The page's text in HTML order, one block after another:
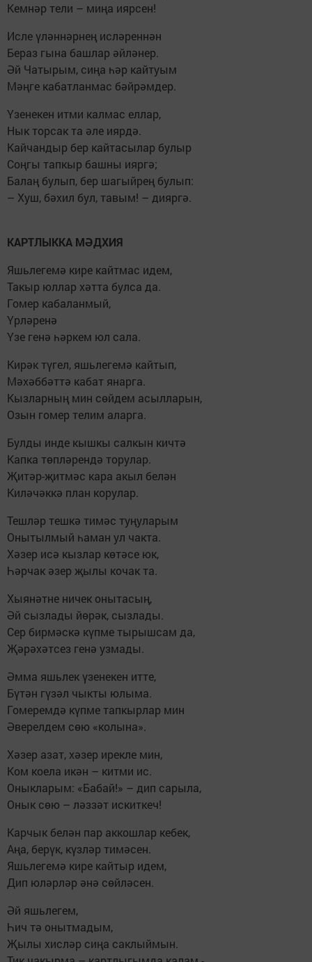
Кемнәр тели – миңа иярсен!
Исле үләннәрнең исләреннән
Бераз гына башлар әйләнер.
Әй Чатырым, сиңа һәр кайтуым
Мәңге кабатланмас бәйрәмдер.
Үзенекен итми калмас еллар,
Нык торсак та әле иярдә.
Кайчандыр бер кайтасылар булыр
Соңгы тапкыр башны ияргә;
Балаң булып, бер шагыйрең булып:
– Хуш, бәхил бул, тавым! – дияргә.
КАРТЛЫККА МӘДХИЯ
Яшьлегемә кире кайтмас идем,
Такыр юллар хәтта булса да.
Гомер кабаланмый,
Үрләренә
Үзе генә һәркем юл сала.
Кирәк түгел, яшьлегемә кайтып,
Мәхәббәттә кабат янарга.
Кызларның мин сөйдем асылларын,
Озын гомер телим аларга.
Булды инде кышкы салкын кичтә
Капка төпләрендә торулар.
Җитәр-җитмәс кара акыл белән
Киләчәккә план корулар.
Тешләр тешкә тимәс туңуларым
Онытылмый һаман ул чакта.
Хәзер исә кызлар көтәсе юк,
Һәрчак әзер җылы кочак та.
Хыянәтне ничек онытасың,
Әй сызлады йөрәк, сызлады.
Сер бирмәскә күпме тырышсам да,
Җәрәхәтсез генә узмады.
Әмма яшьлек үзенекен итте,
Бүтән гүзәл чыкты юлыма.
Гомеремдә күпме тапкырлар мин
Әверелдем сөю «колына».
Хәзер азат, хәзер ирекле мин,
Ком коела икән – китми ис.
Оныкларым: «Бабай!» – дип сарыла,
Онык сөю – ләззәт искиткеч!
Карчык белән пар аккошлар кебек,
Аңа, берүк, күзләр тимәсен.
Яшьлегемә кире кайтыр идем,
Дип юләрләр әнә сөйләсен.
Әй яшьлегем,
Һич тә онытмадым,
Җылы хисләр сиңа саклыймын.